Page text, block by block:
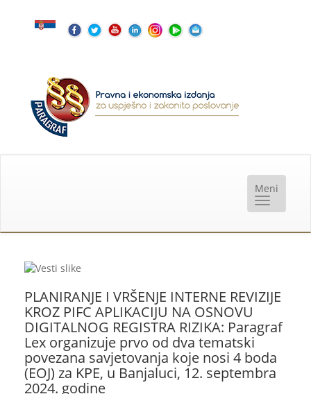
PLANIRANJE I VRŠENJE INTERNE REVIZIJE
KROZ PIFC APLIKACIJU NA OSNOVU
DIGITALNOG REGISTRA RIZIKA: Paragraf
Lex organizuje prvo od dva tematski
povezana savjetovanja koje nosi 4 boda
(EOJ) za KPE, u Banjaluci, 12. septembra
2024. godine